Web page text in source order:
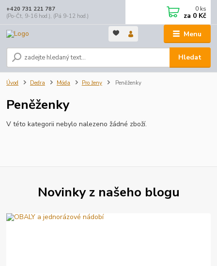
Menu
Hledat
+420 731 221 787
(Po-Čt, 9-16 hod.), (Pá 9-12 hod.)
0 ks
za 0 Kč
Úvod Dedra Móda Pro ženy Peněženky
Peněženky
V této kategorii nebylo nalezeno žádné zboží.
Novinky z našeho blogu